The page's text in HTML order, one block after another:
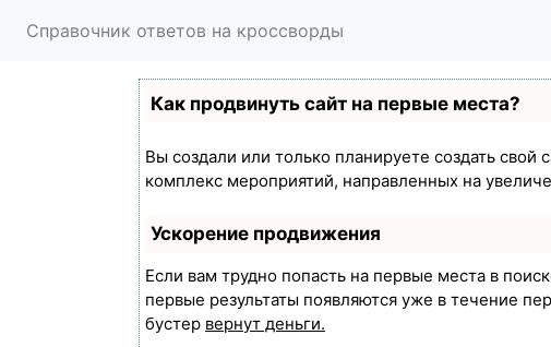
Справочник ответов на кроссворды
Как продвинуть сайт на первые места?
Вы создали или только планируете создать свой
комплекс мероприятий, направленных на
Ускорение продвижения
Если вам трудно попасть на первые места в
первые результаты появляются уже в течение
бустер вернут деньги.